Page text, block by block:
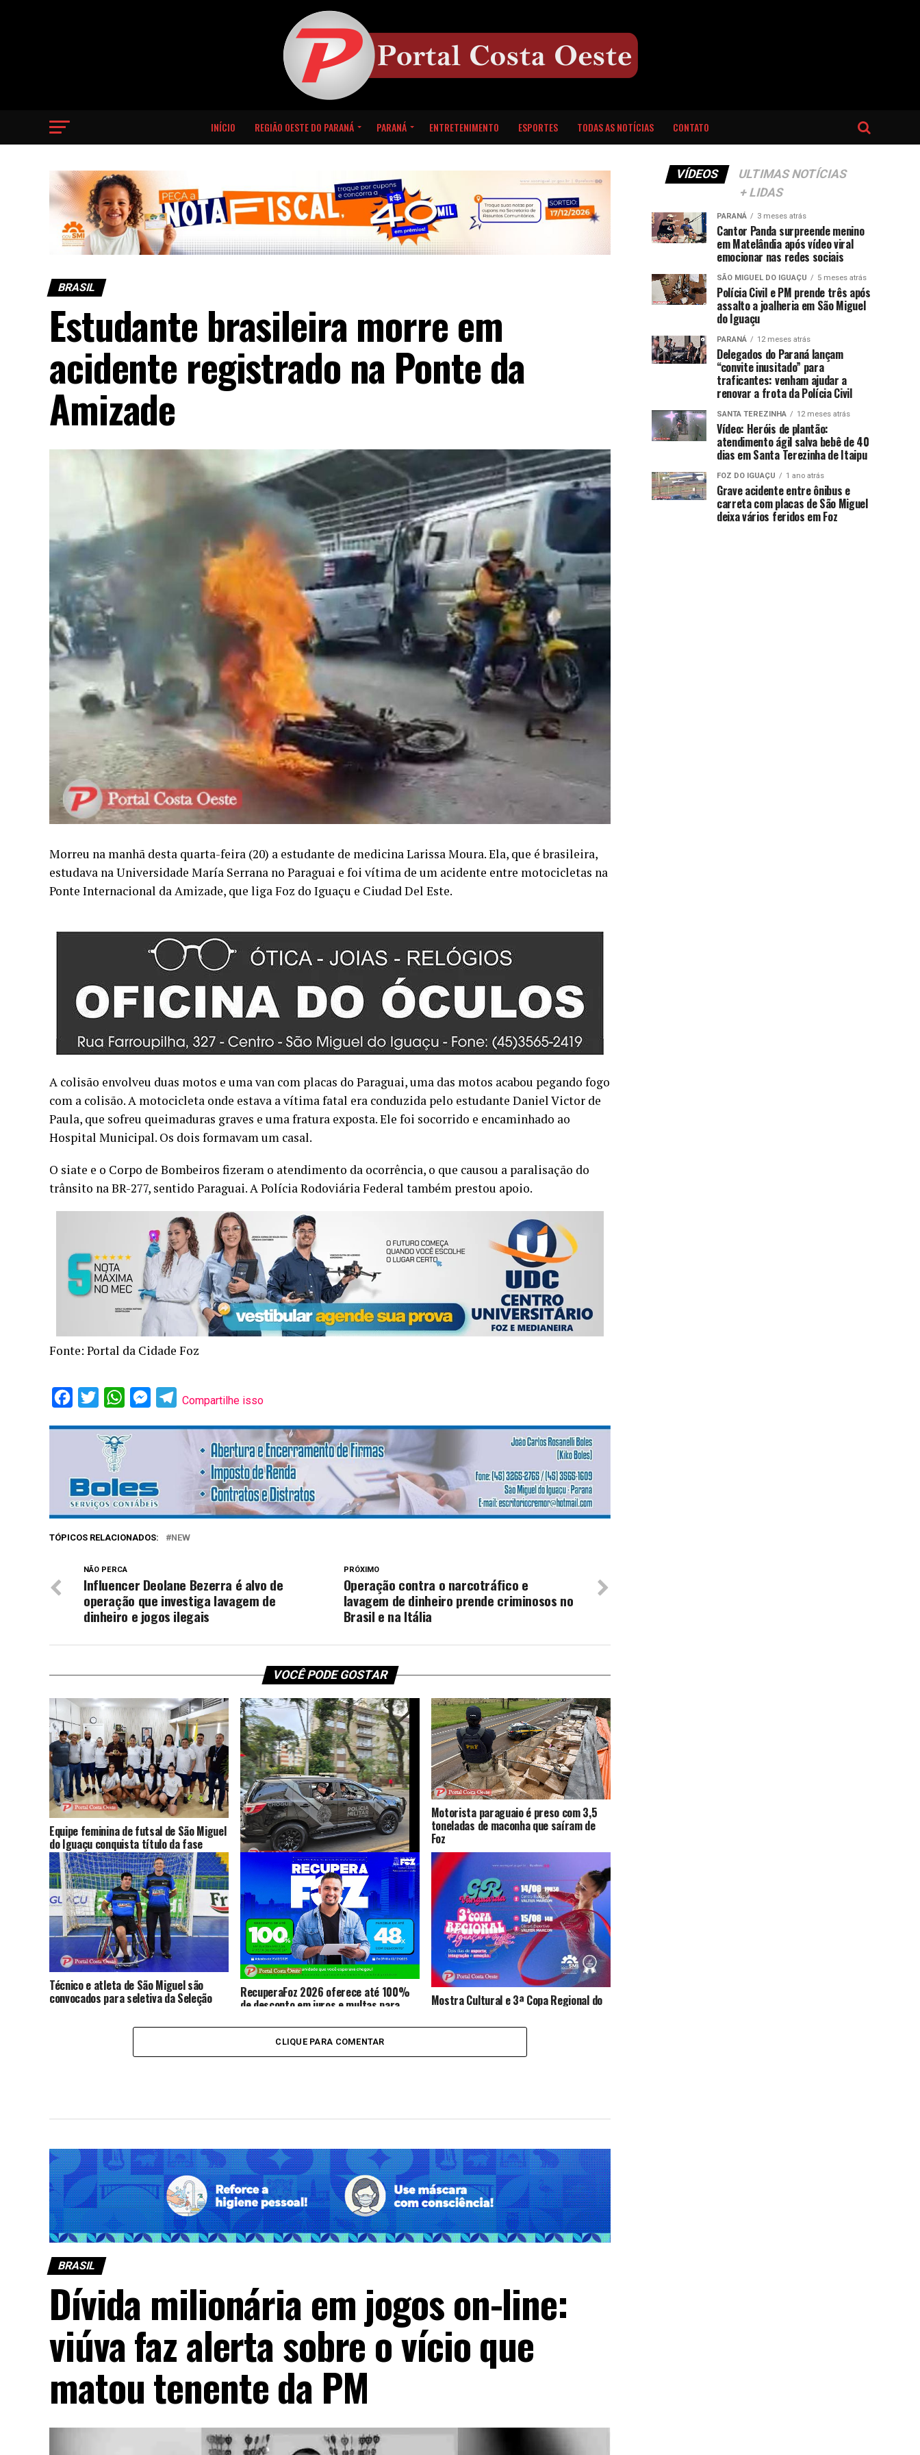
INÍCIO REGIÃO OESTE DO PARANÁ PARANÁ ENTRETENIMENTO ESPORTES TODAS AS NOTÍCIAS CONTATO
BRASIL
Estudante brasileira morre em
acidente registrado na Ponte da
Amizade
Morreu na manhã desta quarta-feira (20) a estudante de medicina Larissa Moura. Ela, que é brasileira,
estudava na Universidade María Serrana no Paraguai e foi vítima de um acidente entre motocicletas na
Ponte Internacional da Amizade, que liga Foz do Iguaçu e Ciudad Del Este.
A colisão envolveu duas motos e uma van com placas do Paraguai, uma das motos acabou pegando fogo
com a colisão. A motocicleta onde estava a vítima fatal era conduzida pelo estudante Daniel Victor de
Paula, que sofreu queimaduras graves e uma fratura exposta. Ele foi socorrido e encaminhado ao
Hospital Municipal. Os dois formavam um casal.
O siate e o Corpo de Bombeiros fizeram o atendimento da ocorrência, o que causou a paralisação do
trânsito na BR-277, sentido Paraguai. A Polícia Rodoviária Federal também prestou apoio.
Fonte: Portal da Cidade Foz
Facebook
Twitter WhatsAppMessenger
Telegram
Compartilhe isso
TÓPICOS RELACIONADOS: NEW
PRÓXIMO
Operação contra o narcotráfico e
lavagem de dinheiro prende criminosos no
Brasil e na Itália
NÃO PERCA
Influencer Deolane Bezerra é alvo de
operação que investiga lavagem de
dinheiro e jogos ilegais
VOCÊ PODE GOSTAR
Equipe feminina de futsal de São Miguel
do Iguaçu conquista título da fase
regional dos Jogos Abertos do Paraná
Suspeito de assaltar van morre após
confronto com equipe do CHOQUE
Motorista paraguaio é preso com 3,5
toneladas de maconha que saíram de
Foz
Técnico e atleta de São Miguel são
convocados para seletiva da Seleção
Brasileira de handebol em cadeira de
RecuperaFoz 2026 oferece até 100%
de desconto em juros e multas para Mostra Cultural e 3ª Copa Regional do
realizadas em São Miguel do Iguaçu
CLIQUE PARA COMENTAR
BRASIL
Dívida milionária em jogos on-line:
viúva faz alerta sobre o vício que
matou tenente da PM
VÍDEOS
ULTIMAS NOTÍCIAS
+ LIDAS
PARANÁ 3 meses atrás
Cantor Panda surpreende menino
em Matelândia após vídeo viral
emocionar nas redes sociais
SÃO MIGUEL DO IGUAÇU 5 meses atrás
Polícia Civil e PM prende três após
assalto a joalheria em São Miguel
do Iguaçu
PARANÁ 12 meses atrás
Delegados do Paraná lançam
“convite inusitado” para
traficantes: venham ajudar a
renovar a frota da Polícia Civil
SANTA TEREZINHA 12 meses atrás
Vídeo: Heróis de plantão:
atendimento ágil salva bebê de 40
dias em Santa Terezinha de Itaipu
FOZ DO IGUAÇU 1 ano atrás
Grave acidente entre ônibus e
carreta com placas de São Miguel
deixa vários feridos em Foz